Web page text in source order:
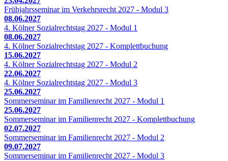
Frühjahrsseminar im Verkehrsrecht 2027 - Modul 3
08.06.2027
4. Kölner Sozialrechtstag 2027 - Modul 1
08.06.2027
4. Kölner Sozialrechtstag 2027 - Komplettbuchung
15.06.2027
4. Kölner Sozialrechtstag 2027 - Modul 2
22.06.2027
4. Kölner Sozialrechtstag 2027 - Modul 3
25.06.2027
Sommerseminar im Familienrecht 2027 - Modul 1
25.06.2027
Sommerseminar im Familienrecht 2027 - Komplettbuchung
02.07.2027
Sommerseminar im Familienrecht 2027 - Modul 2
09.07.2027
Sommerseminar im Familienrecht 2027 - Modul 3